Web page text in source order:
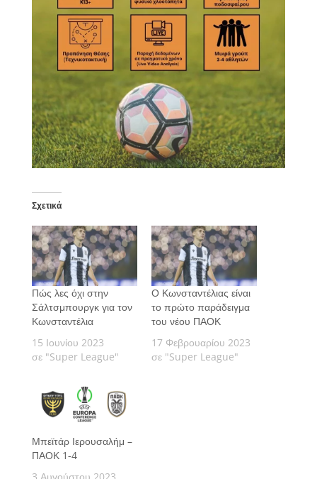
Σχετικά
Πώς λες όχι στην
Σάλτσμπουργκ για τον
Κωνσταντέλια
15 Ιουνίου 2023
σε "Super League"
Ο Κωνσταντέλιας είναι
το πρώτο παράδειγμα
του νέου ΠΑΟΚ
17 Φεβρουαρίου 2023
σε "Super League"
Μπεϊτάρ Ιερουσαλήμ –
ΠΑΟΚ 1-4